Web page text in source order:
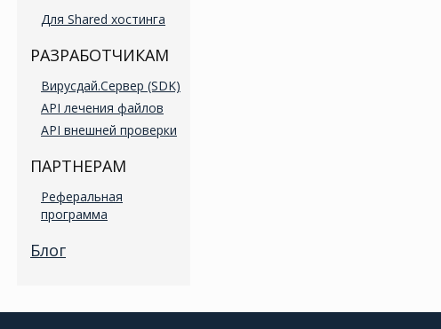
Для Shared хостинга
РАЗРАБОТЧИКАМ
Вирусдай.Сервер (SDK)
API лечения файлов
API внешней проверки
ПАРТНЕРАМ
Реферальная
программа
Блог